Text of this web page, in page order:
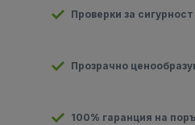
Проверки за
Прозрачно
100% гаранция на